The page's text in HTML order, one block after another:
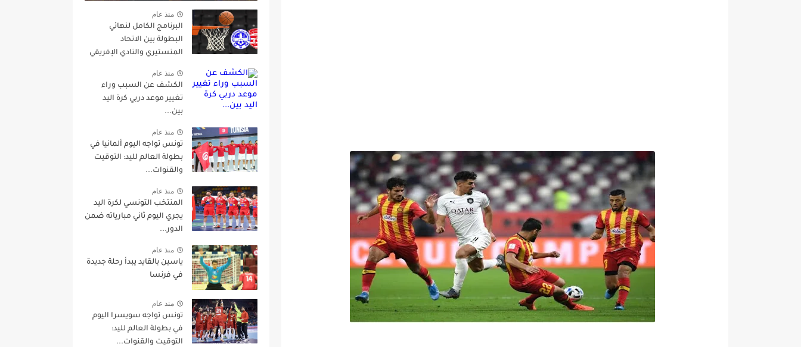
منذ عام
البرنامج الكامل لنهائي
البطولة بين الاتحاد
المنستيري والنادي الإفريقي
منذ عام
الكشف عن السبب وراء
تغيير موعد دربي كرة اليد
بين...
منذ عام
تونس تواجه اليوم ألمانيا في
بطولة العالم لليد: التوقيت
والقنوات...
منذ عام
المنتخب التونسي لكرة اليد
يجري اليوم ثاني مبارياته ضمن
الدور...
منذ عام
ياسين بالقايد يبدأ رحلة جديدة
في فرنسا
منذ عام
تونس تواجه سويسرا اليوم
في بطولة العالم لليد:
التوقيت والقنوات...